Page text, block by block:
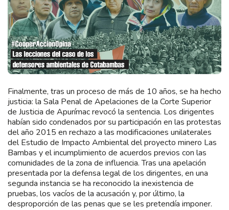
Finalmente, tras un proceso de más de 10 años, se ha hecho
justicia: la Sala Penal de Apelaciones de la Corte Superior
de Justicia de Apurímac revocó la sentencia. Los dirigentes
habían sido condenados por su participación en las protestas
del año 2015 en rechazo a las modificaciones unilaterales
del Estudio de Impacto Ambiental del proyecto minero Las
Bambas y el incumplimiento de acuerdos previos con las
comunidades de la zona de influencia. Tras una apelación
presentada por la defensa legal de los dirigentes, en una
segunda instancia se ha reconocido la inexistencia de
pruebas, los vacíos de la acusación y, por último, la
desproporción de las penas que se les pretendía imponer.